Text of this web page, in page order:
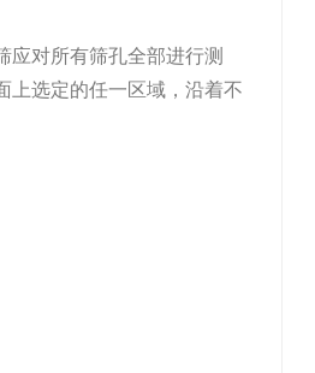
应对所有筛孔全部进行测
上选定的任一区域，沿着不